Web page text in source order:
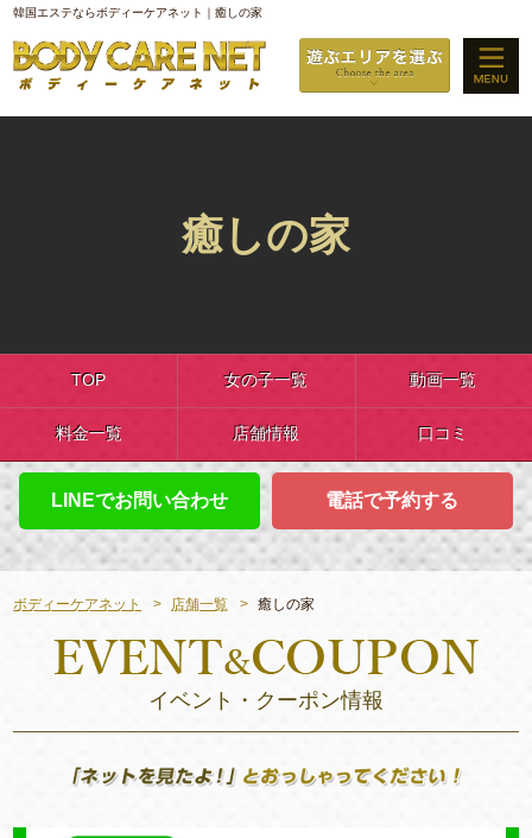
韓国エステならボディーケアネット｜癒しの家
癒しの家
TOP 女の子一覧 動画一覧
料金一覧 店舗情報 口コミ
LINEでお問い合わせ 電話で予約する
ボディーケアネット 店舗一覧 癒しの家
イベント・クーポン情報